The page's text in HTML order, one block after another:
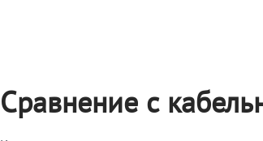
Сравнение с